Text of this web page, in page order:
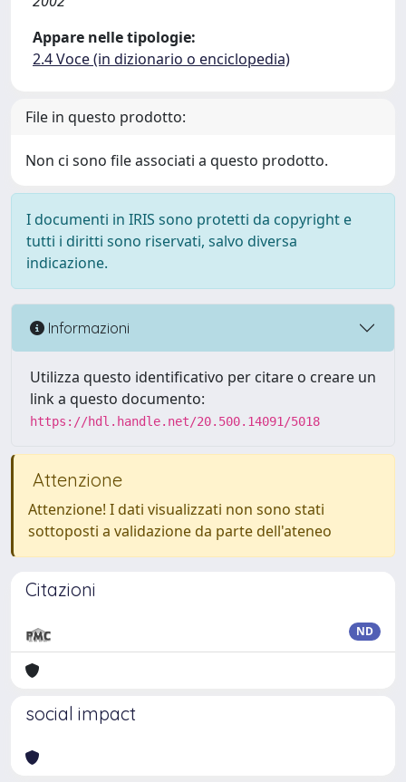
Appare nelle tipologie:
2.4 Voce (in dizionario o enciclopedia)
File in questo prodotto:
Non ci sono file associati a questo prodotto.
I documenti in IRIS sono protetti da copyright e
tutti i diritti sono riservati, salvo diversa
indicazione.
Informazioni
Utilizza questo identificativo per citare o creare un
link a questo documento:
https://hdl.handle.net/20.500.14091/5018
Attenzione
Attenzione! I dati visualizzati non sono stati
sottoposti a validazione da parte dell'ateneo
Citazioni
ND
social impact